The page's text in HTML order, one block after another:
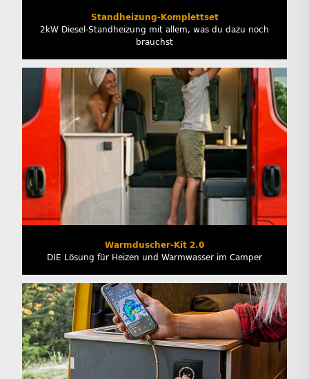
Standheizung-Komplettset
2kW Diesel-Standheizung mit allem, was du dazu noch
brauchst
Warmduscher-Kit 2.0
DIE Lösung für Heizen und Warmwasser im Camper